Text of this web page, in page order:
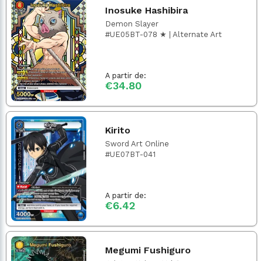
Inosuke Hashibira
Demon Slayer
#UE05BT-078 ★ | Alternate Art
A partir de:
€34.80
Kirito
Sword Art Online
#UE07BT-041
A partir de:
€6.42
Megumi Fushiguro